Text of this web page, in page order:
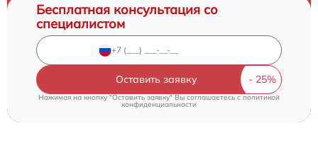
Бесплатная консультация со
специалистом
Оставить заявку
Нажимая на кнопку "Оставить заявку" Вы соглашаетесь cполитикой
конфиденциальности